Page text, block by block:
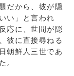
だから、彼が隠
い」と言われ
応に、世間が隠
彼に直接尋ねる
朝鮮人三世であ
。